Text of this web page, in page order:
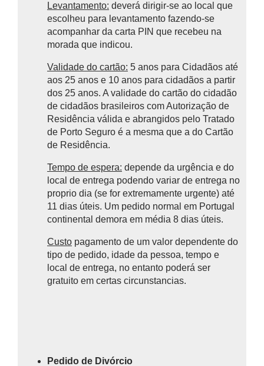
Levantamento: deverá dirigir-se ao local que
escolheu para levantamento fazendo-se
acompanhar da carta PIN que recebeu na
morada que indicou.
Validade do cartão: 5 anos para Cidadãos até
aos 25 anos e 10 anos para cidadãos a partir
dos 25 anos. A validade do cartão do cidadão
de cidadãos brasileiros com Autorização de
Residência válida e abrangidos pelo Tratado
de Porto Seguro é a mesma que a do Cartão
de Residência.
Tempo de espera: depende da urgência e do
local de entrega podendo variar de entrega no
proprio dia (se for extremamente urgente) até
11 dias úteis. Um pedido normal em Portugal
continental demora em média 8 dias úteis.
Custo pagamento de um valor dependente do
tipo de pedido, idade da pessoa, tempo e
local de entrega, no entanto poderá ser
gratuito em certas circunstancias.
Pedido de Divórcio